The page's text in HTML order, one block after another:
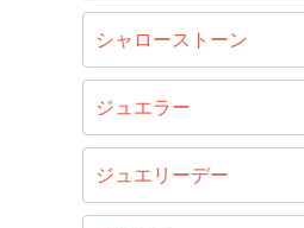
シャローストーン
ジュエラー
ジュエリーデー